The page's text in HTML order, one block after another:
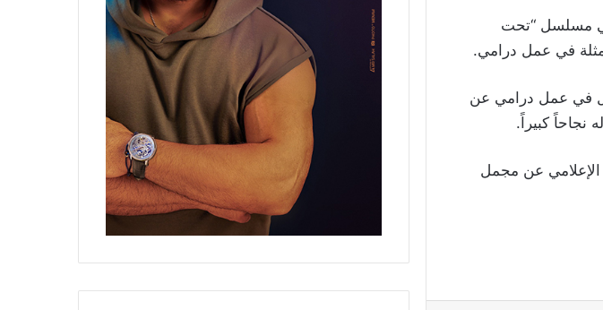
في مسلسل “تحت
في عمل درامي.
في عمل درامي عن
كبيراً.
الإعلامي عن مجمل